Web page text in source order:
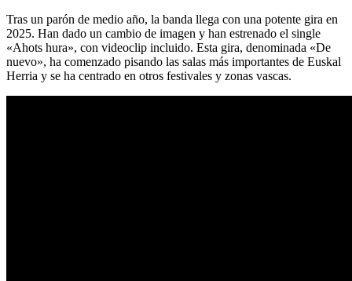
Tras un parón de medio año, la banda llega con una potente gira en
2025. Han dado un cambio de imagen y han estrenado el single
«Ahots hura», con videoclip incluido. Esta gira, denominada «De
nuevo», ha comenzado pisando las salas más importantes de Euskal
Herria y se ha centrado en otros festivales y zonas vascas.